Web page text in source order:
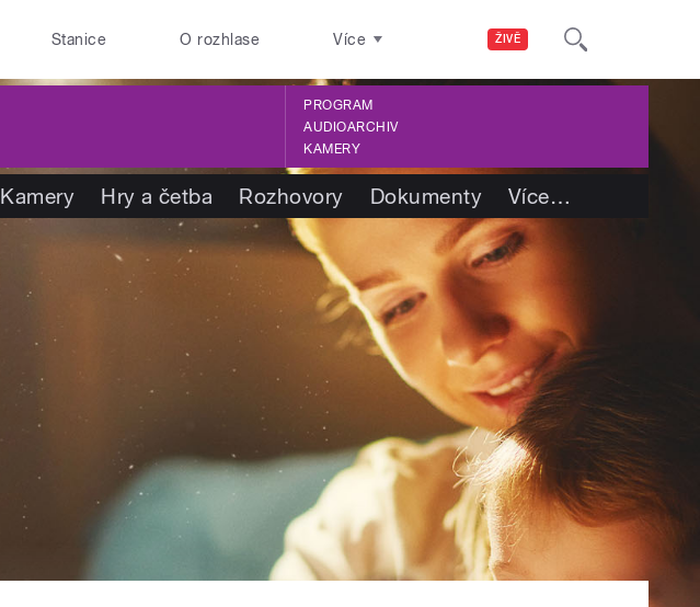
ŽIVĚ
Stanice O rozhlase Více
PROGRAM
AUDIOARCHIV
KAMERY
Kamery Hry a četba Rozhovory Dokumenty Více…